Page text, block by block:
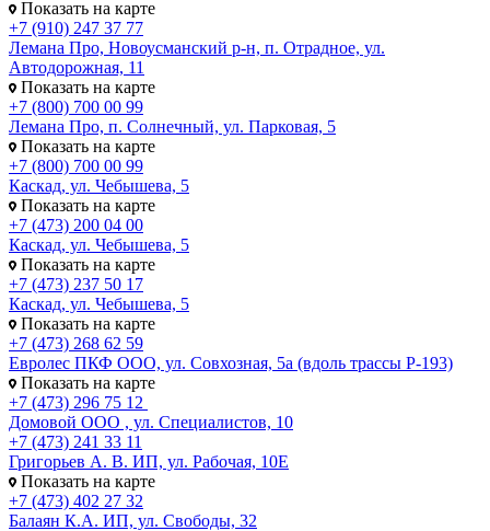
Показать на карте
+7 (910) 247 37 77
Лемана Про, Новоусманский р-н, п. Отрадное, ул.
Автодорожная, 11
Показать на карте
+7 (800) 700 00 99
Лемана Про, п. Солнечный, ул. Парковая, 5
Показать на карте
+7 (800) 700 00 99
Каскад, ул. Чебышева, 5
Показать на карте
+7 (473) 200 04 00
Каскад, ул. Чебышева, 5
Показать на карте
+7 (473) 237 50 17
Каскад, ул. Чебышева, 5
Показать на карте
+7 (473) 268 62 59
Евролес ПКФ ООО, ул. Совхозная, 5а (вдоль трассы Р-193)
Показать на карте
+7 (473) 296 75 12
Домовой ООО , ул. Специалистов, 10
+7 (473) 241 33 11
Григорьев А. В. ИП, ул. Рабочая, 10Е
Показать на карте
+7 (473) 402 27 32
Балаян К.А. ИП, ул. Свободы, 32